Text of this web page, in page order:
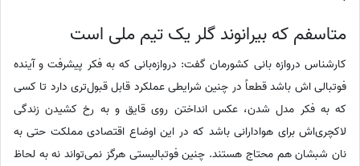
متاسفم که بیرانوند گلر یک تیم ملی است
کارشناس دروازه بانی کشورمان گفت: دروازه‌بانی که به فکر پیشرفت و آینده
فوتبالی اش باشد قطعاً در چنین شرایطی عملکرد قابل قبول‌تری دارد تا کسی
که به فکر مدل شدن، عکس انداختن روی قایق و به رخ کشیدن زندگی
لاکچری‌اش برای هوادارانی باشد که در این اوضاع اقتصادی مملکت حتی به
نان شبشان هم محتاج هستند. چنین فوتبالیستی هرگز نمی‌تواند نه به لحاظ